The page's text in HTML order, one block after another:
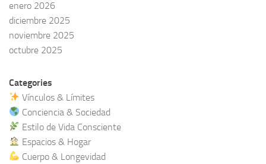
enero 2026
diciembre 2025
noviembre 2025
octubre 2025
Categories
Vínculos & Límites
Conciencia & Sociedad
Estilo de Vida Consciente
Espacios & Hogar
Cuerpo & Longevidad